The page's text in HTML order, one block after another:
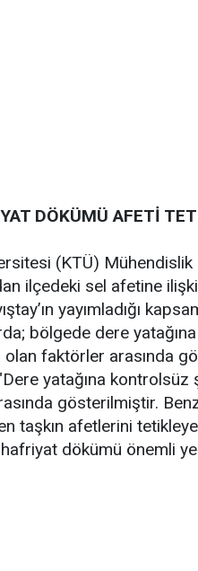
DÖKÜMÜ AFETİ
(KTÜ)
ilçedeki sel afetine
yayımladığı
bölgede dere
faktörler arasında
yatağına kontrolsüz
gösterilmiştir.
taşkın afetlerini
dökümü önemli